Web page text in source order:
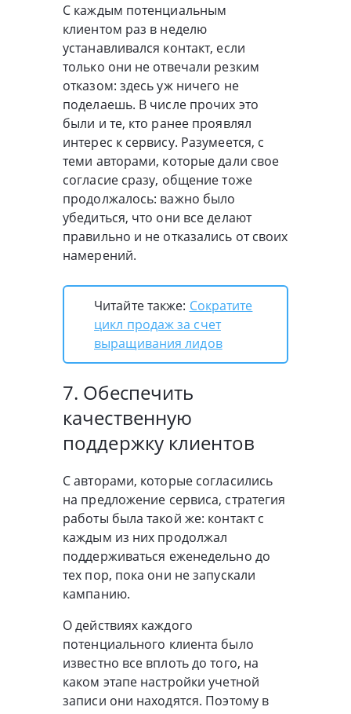
С каждым потенциальным
клиентом раз в неделю
устанавливался контакт, если
только они не отвечали резким
отказом: здесь уж ничего не
поделаешь. В числе прочих это
были и те, кто ранее проявлял
интерес к сервису. Разумеется, с
теми авторами, которые дали свое
согласие сразу, общение тоже
продолжалось: важно было
убедиться, что они все делают
правильно и не отказались от своих
намерений.
Читайте также: Сократите
цикл продаж за счет
выращивания лидов
7. Обеспечить
качественную
поддержку клиентов
С авторами, которые согласились
на предложение сервиса, стратегия
работы была такой же: контакт с
каждым из них продолжал
поддерживаться еженедельно до
тех пор, пока они не запускали
кампанию.
О действиях каждого
потенциального клиента было
известно все вплоть до того, на
каком этапе настройки учетной
записи они находятся. Поэтому в